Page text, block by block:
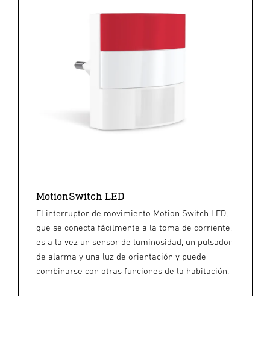
MotionSwitch LED
El interruptor de movimiento Motion Switch LED,
que se conecta fácilmente a la toma de corriente,
es a la vez un sensor de luminosidad, un pulsador
de alarma y una luz de orientación y puede
combinarse con otras funciones de la habitación.